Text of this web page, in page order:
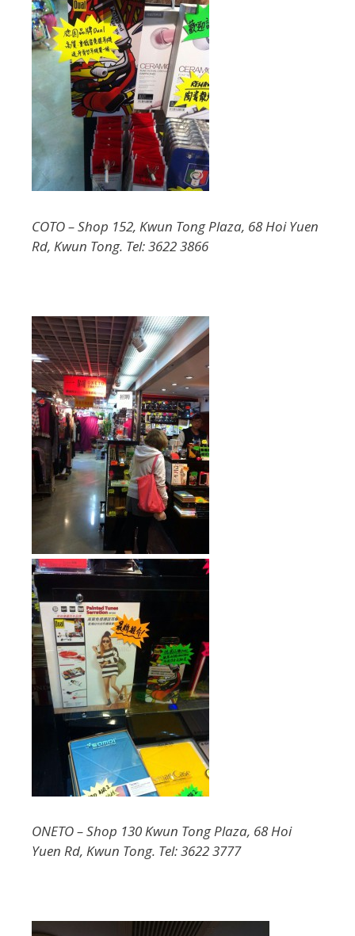
COTO – Shop 152, Kwun Tong Plaza, 68 Hoi Yuen
Rd, Kwun Tong. Tel: 3622 3866
ONETO – Shop 130 Kwun Tong Plaza, 68 Hoi
Yuen Rd, Kwun Tong. Tel: 3622 3777